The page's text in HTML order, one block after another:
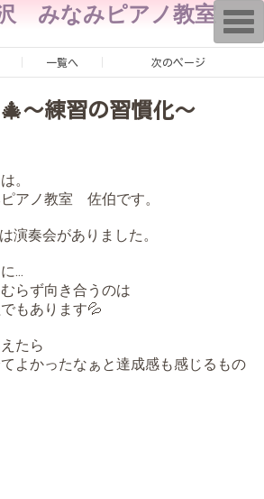
みなみピアノ教室
一覧へ 次のページ
〜練習の習慣化〜
。
アノ教室 佐伯です。
演奏会がありました。
...
らず向き合うのは
もあります💦
たら
よかったなぁと達成感も感じるもの
T
o
g